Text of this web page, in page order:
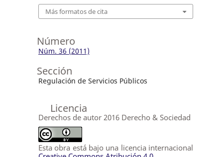
Más formatos de cita
Número
Núm. 36 (2011)
Sección
Regulación de Servicios Públicos
Licencia
Derechos de autor 2016 Derecho & Sociedad
Esta obra está bajo una licencia internacional